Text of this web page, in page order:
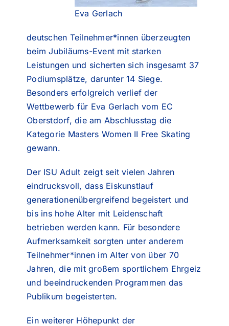
Eva Gerlach
deutschen Teilnehmer*innen überzeugten
beim Jubiläums-Event mit starken
Leistungen und sicherten sich insgesamt 37
Podiumsplätze, darunter 14 Siege.
Besonders erfolgreich verlief der
Wettbewerb für Eva Gerlach vom EC
Oberstdorf, die am Abschlusstag die
Kategorie Masters Women II Free Skating
gewann.
Der ISU Adult zeigt seit vielen Jahren
eindrucksvoll, dass Eiskunstlauf
generationenübergreifend begeistert und
bis ins hohe Alter mit Leidenschaft
betrieben werden kann. Für besondere
Aufmerksamkeit sorgten unter anderem
Teilnehmer*innen im Alter von über 70
Jahren, die mit großem sportlichem Ehrgeiz
und beeindruckenden Programmen das
Publikum begeisterten.
Ein weiterer Höhepunkt der